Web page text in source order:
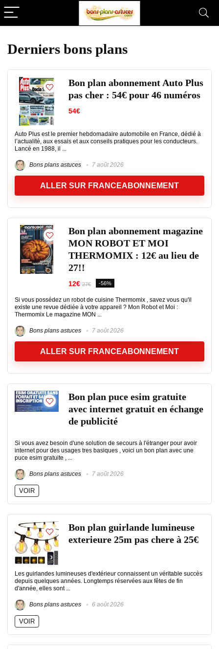
Derniers bons plans
Bon plan abonnement Auto Plus
pas cher : 54€ pour 46 numéros
54€
Auto Plus est le premier hebdomadaire automobile en France, dédié à
l’actualité, aux essais et aux conseils pratiques pour les conducteurs.
Lancé en 1988, il ...
Bons plans astuces 7 août 2026
ALLER SUR FRANCEABONNEMENT
Bon plan abonnement magazine
MON ROBOT ET MOI
THERMOMIX : 12€ au lieu de
27!!
12€ 27€ -56%
Si vous possédez un robot de cuisine Thermomix , savez vous qu'il
existe une revue dédiée à votre appareil ? Mon Robot et Moi :
Thermomix Le magazine MON ...
Bons plans astuces 7 août 2026
ALLER SUR FRANCEABONNEMENT
Bon plan puce esim gratuite
avec internet gratuit en échange
de publicité
Si vous avez besoin d'une solution de secours à l'étranger pour avoir
internet pour des usages tres basiques , voici un bon plan avec une
puce esim gratuite , ...
Bons plans astuces 7 août 2026
VOIR
Bon plan guirlande lumineuse
exterieure 25m pas chere à 25€
Les guirlandes lumineuses d'extérieur connaissent un véritable succès
depuis quelques années. Longtemps réservées aux fêtes de fin
d'année, elles sont ...
Bons plans astuces 6 août 2026
VOIR